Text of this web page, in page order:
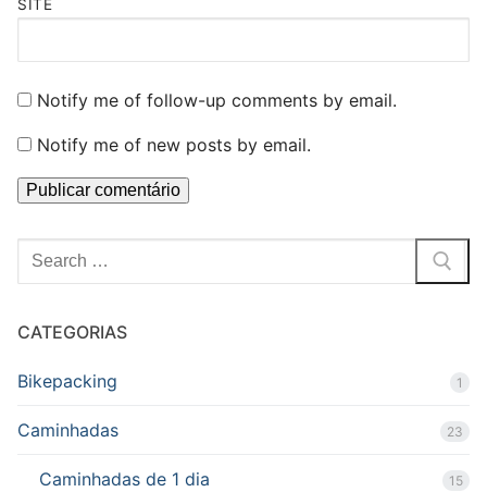
SITE
Notify me of follow-up comments by email.
Notify me of new posts by email.
Pesquisar
por:
CATEGORIAS
Bikepacking 1
Caminhadas 23
Caminhadas de 1 dia 15